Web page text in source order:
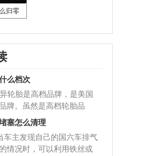
归零
么档次
轮胎是高档品牌，是美国
牌。虽然是高档轮胎品
低端的轮胎都有生产，这
的开拓市场。
塞怎么清理
车主发现自己的国六车排气
情况时，可以利用铁丝或